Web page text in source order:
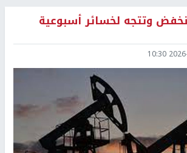
وتتجه لخسائر أسبوعية
2026-